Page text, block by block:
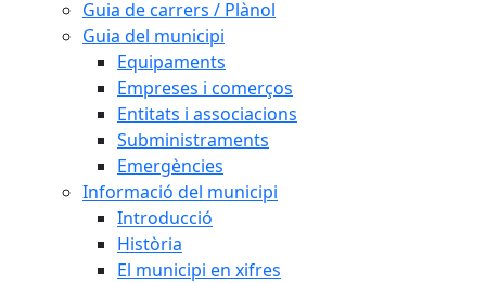
Guia de carrers / Plànol
Guia del municipi
Equipaments
Empreses i comerços
Entitats i associacions
Subministraments
Emergències
Informació del municipi
Introducció
Història
El municipi en xifres